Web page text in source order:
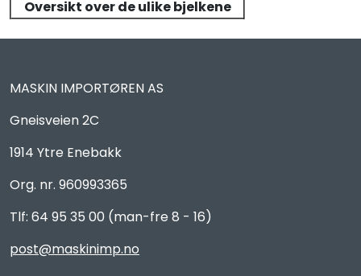
Oversikt over de ulike bjelkene
MASKIN IMPORTØREN AS
Gneisveien 2C
1914 Ytre Enebakk
Org. nr. 960993365
Tlf: 64 95 35 00 (man-fre 8 - 16)
post@maskinimp.no